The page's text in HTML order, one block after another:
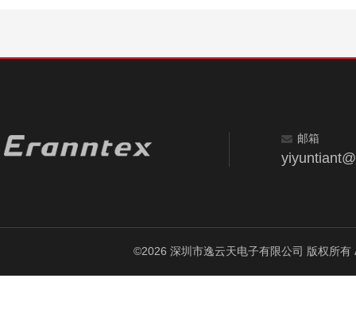
邮箱
©2026 深圳市逸云天电子有限公司 版权所有